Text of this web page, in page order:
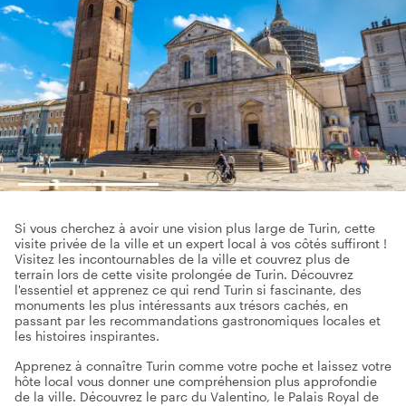
Si vous cherchez à avoir une vision plus large de Turin, cette
visite privée de la ville et un expert local à vos côtés suffiront !
Visitez les incontournables de la ville et couvrez plus de
terrain lors de cette visite prolongée de Turin. Découvrez
l'essentiel et apprenez ce qui rend Turin si fascinante, des
monuments les plus intéressants aux trésors cachés, en
passant par les recommandations gastronomiques locales et
les histoires inspirantes.
Apprenez à connaître Turin comme votre poche et laissez votre
hôte local vous donner une compréhension plus approfondie
de la ville. Découvrez le parc du Valentino, le Palais Royal de